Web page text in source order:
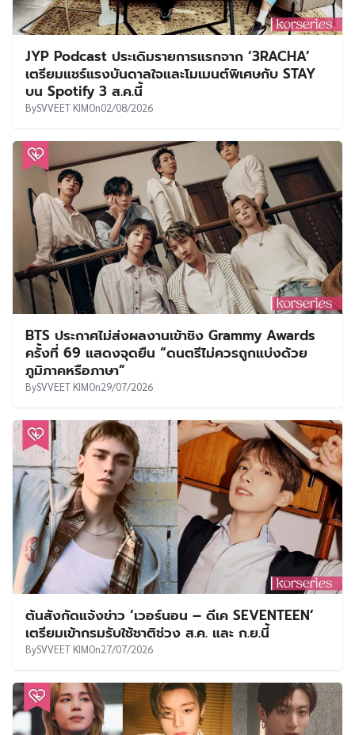
JYP Podcast ประเดิมรายการแรกจาก ‘3RACHA’
เตรียมแชร์แรงบันดาลใจและโมเมนต์พิเศษกับ STAY
บน Spotify 3 ส.ค.นี้
BySVVEET KIMOn02/08/2026
BTS ประกาศไม่ส่งผลงานเข้าชิง Grammy Awards
ครั้งที่ 69 แสดงจุดยืน “ดนตรีไม่ควรถูกแบ่งด้วย
ภูมิภาคหรือภาษา”
BySVVEET KIMOn29/07/2026
ต้นสังกัดแจ้งข่าว ‘เวอร์นอน – ดีเค SEVENTEEN’
เตรียมเข้ากรมรับใช้ชาติช่วง ส.ค. และ ก.ย.นี้
BySVVEET KIMOn27/07/2026